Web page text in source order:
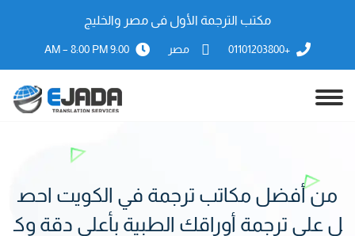
مكتب الترجمة الأول فى مصر والخليج
+01101203800 مصر 9:00 AM – 8:00 PM
من أفضل مكاتب ترجمة في الكويت احص
ل على ترجمة أوراقك الطبية بأعلى دقة وك